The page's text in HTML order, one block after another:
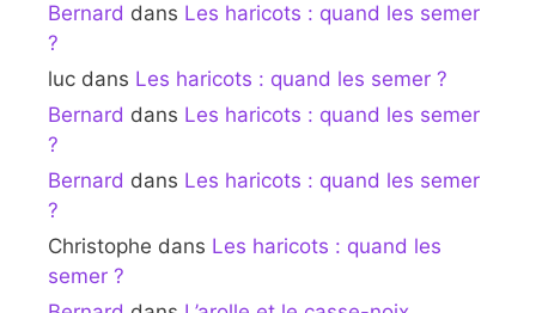
Bernard dans Les haricots : quand les semer
?
luc dans Les haricots : quand les semer ?
Bernard dans Les haricots : quand les semer
?
Bernard dans Les haricots : quand les semer
?
Christophe dans Les haricots : quand les
semer ?